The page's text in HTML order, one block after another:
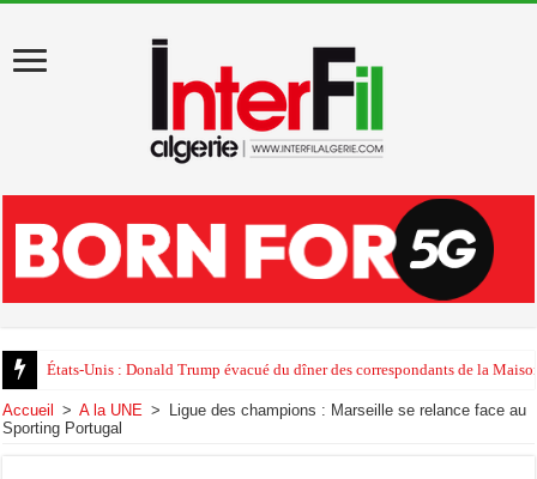
États-Unis : Donald Trump évacué du dîner des correspondants de la
Accueil > A la UNE >
Ligue des champions : Marseille se relance face au
Sporting Portugal